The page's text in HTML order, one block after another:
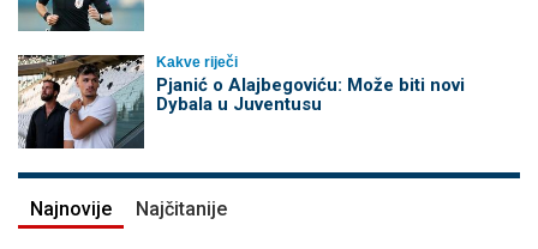
Kakve riječi
Pjanić o Alajbegoviću: Može biti novi
Dybala u Juventusu
Najnovije Najčitanije